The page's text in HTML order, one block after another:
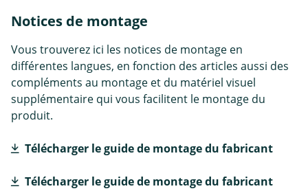
Notices de montage
Vous trouverez ici les notices de montage en
différentes langues, en fonction des articles aussi des
compléments au montage et du matériel visuel
supplémentaire qui vous facilitent le montage du
produit.
Télécharger le guide de montage du fabricant
Télécharger le guide de montage du fabricant